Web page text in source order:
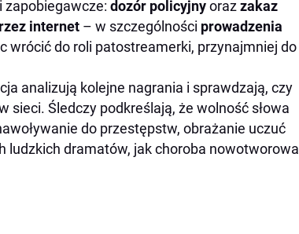
zapobiegawcze: dozór policyjnyorazzakaz
internet – w szczególności prowadzenia
wrócić do roli patostreamerki, przynajmniej do
analizują kolejne nagrania i sprawdzają, czy
sieci. Śledczy podkreślają, że wolność słowa
do przestępstw, obrażanie uczuć
ludzkich dramatów, jak choroba nowotworowa